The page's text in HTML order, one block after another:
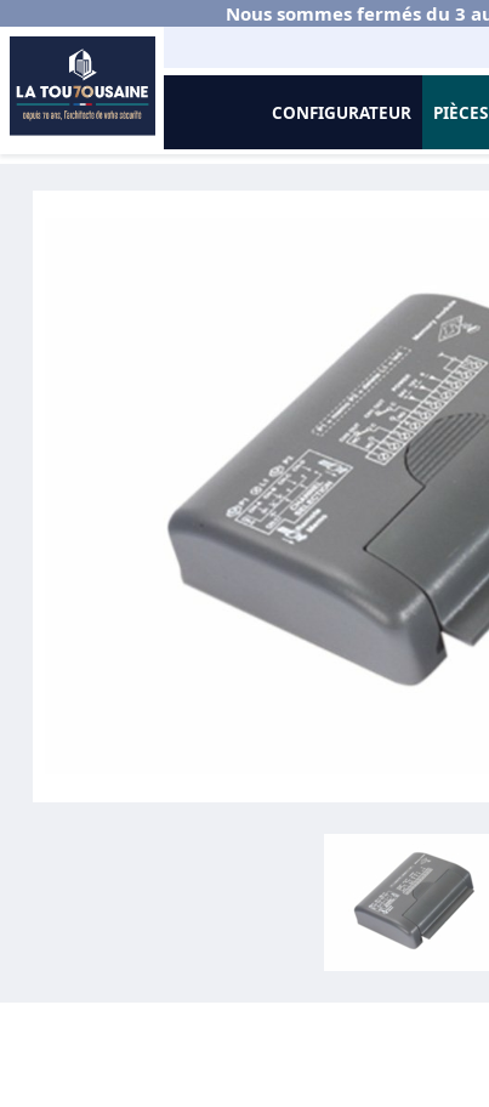
Nous sommes fermés du 3
CONFIGURATEUR
Accueil Portails et Clôtures Aluminium Battant